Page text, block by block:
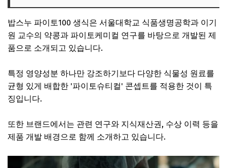
밥스누 파이토100 생식은 서울대학교 식품생명공학과 이기
원 교수의 약콩과 파이토케미컬 연구를 바탕으로 개발된 제
품으로 소개되고 있습니다.
특정 영양성분 하나만 강조하기보다 다양한 식물성 원료를
균형 있게 배합한 '파이토슈티컬' 콘셉트를 적용한 것이 특
징입니다.
또한 브랜드에서는 관련 연구와 지식재산권, 수상 이력 등을
제품 개발 배경으로 함께 소개하고 있습니다.